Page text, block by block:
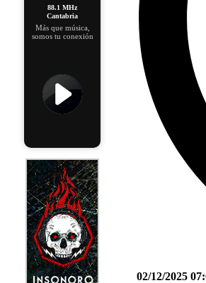
88.1 MHz
Cantabria
Más que música,
somos tu conexión
02/12/2025